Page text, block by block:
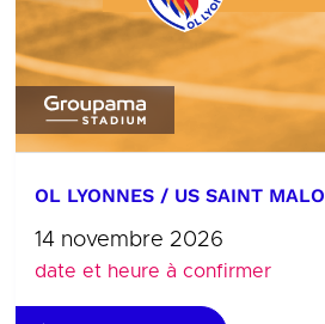
OL LYONNES / US SAINT MALO
14 novembre 2026
date et heure à confirmer